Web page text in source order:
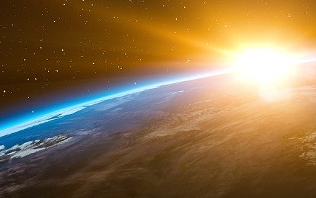
Ancien conseiller du pape François, il a été
d’un immeuble de luxe londonien financé par
L’AFP rapportait en 2023 que le parquet du
trois mois de prison à l’encontre de M
euros.
« Nous respectons le verdict mais nous
MeFabio Vignone, l’avocat de M
Becciu.
Dans le cadre des activités d’investissement
luxe de Londres, représentait un
2018.